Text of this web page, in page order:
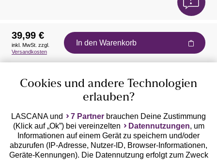
Auszeichnungen
Geprüfte Sicherheit
39,99 €
inkl. MwSt. zzgl.
Versandkosten
In den Warenkorb
Cookies und andere Technologien
erlauben?
LASCANA und 7 Partner brauchen Deine Zustimmung
(Klick auf „Ok”) bei vereinzelten
Datennutzungen, um
Informationen auf einem Gerät zu speichern und/oder
abzurufen (IP-Adresse, Nutzer-ID, Browser-Informationen,
Geräte-Kennungen). Die Datennutzung erfolgt zum Zweck